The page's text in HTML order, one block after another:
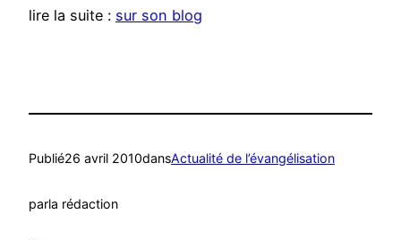
lire la suite : sur son blog
Publié26 avril 2010dansActualité de l’évangélisation
parla rédaction